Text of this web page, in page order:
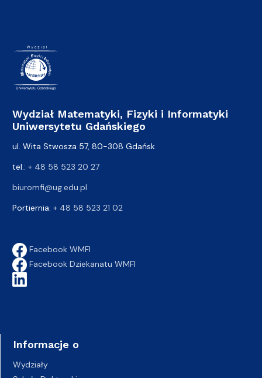
Wydział Matematyki, Fizyki i Informatyki
Uniwersytetu Gdańskiego
ul. Wita Stwosza 57, 80-308 Gdańsk
tel.: + 48 58 523 20 27
biuromfi@ug.edu.pl
Portiernia: + 48 58 523 21 02
Facebook WMFI
Facebook Dziekanatu WMFI
Informacje o
Wydziały